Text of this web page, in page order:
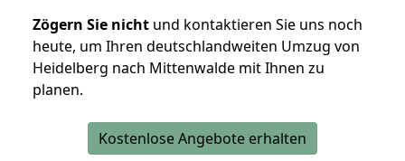
Zögern Sie nicht und kontaktieren Sie uns noch
heute, um Ihren deutschlandweiten Umzug von
Heidelberg nach Mittenwalde mit Ihnen zu
planen.
Kostenlose Angebote erhalten